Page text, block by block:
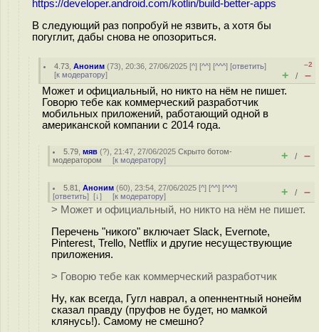
https://developer.android.com/kotlin/build-better-apps
В следующий раз попробуй не язвить, а хотя бы
погуглит, дабы снова не опозориться.
4.73 ,Аноним (73), 20:36, 27/06/2025 [^] [^^] [^^^] [ответить]
[к модератору]
–2
+ / –
Может и официальный, но никто на нём не пишет.
Говорю тебе как коммерческий разработчик
мобильных приложений, работающий одной в
американской компании с 2014 года.
5.79 ,мяв (?), 21:47, 27/06/2025Скрыто ботом-
модератором [к модератору] + / –
5.81 ,Аноним (60), 23:54, 27/06/2025 [^] [^^] [^^^]
[ответить] [↓] [к модератору] + / –
> Может и официальный, но никто на нём не пишет.
Перечень "никого" включает Slack, Evernote,
Pinterest, Trello, Netflix и другие несуществующие
приложения.
> Говорю тебе как коммерческий разработчик
Ну, как всегда, Гугл наврал, а опеннентный нонейм
сказал правду (пруфов не будет, но мамкой
клянусь!). Самому не смешно?